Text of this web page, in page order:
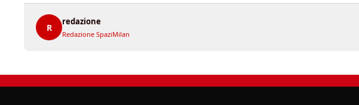
R
redazione
Redazione SpaziMilan